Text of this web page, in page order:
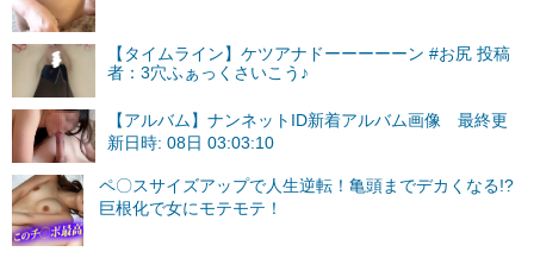
【タイムライン】ケツアナドーーーーーン #お尻 投稿
者：3穴ふぁっくさいこう♪
【アルバム】ナンネットID新着アルバム画像 最終更
新日時: 08日 03:03:10